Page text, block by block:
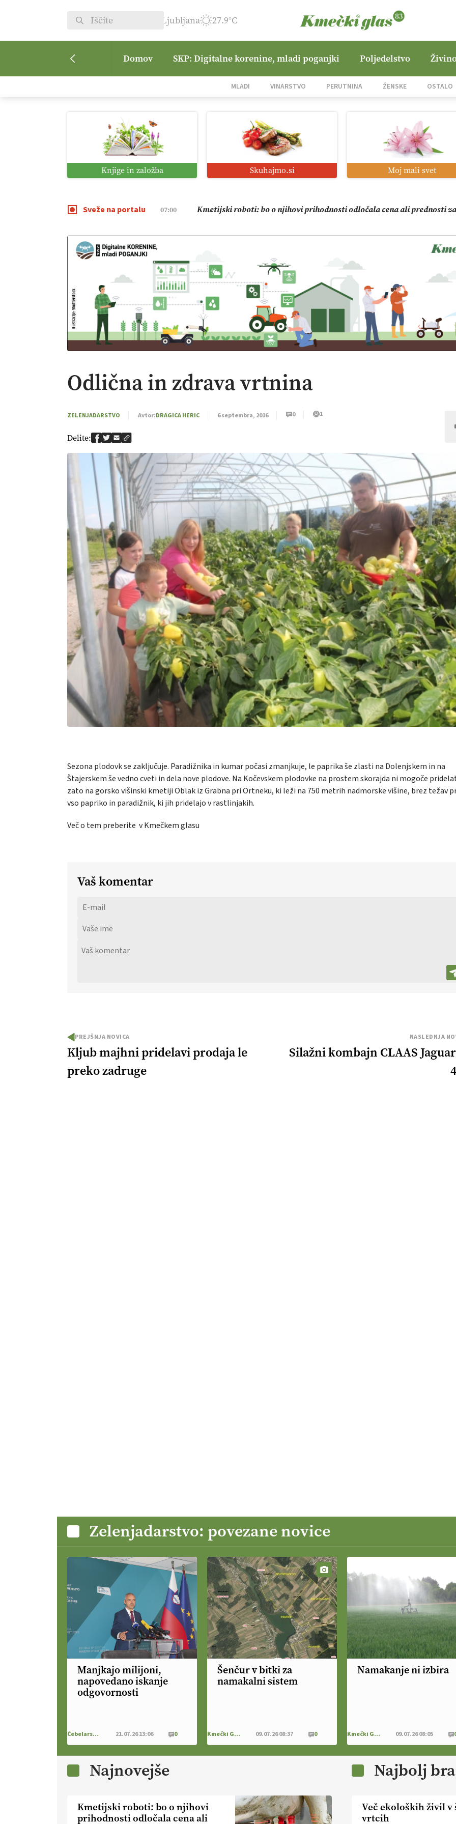
Ljubljana 27.9°C
Domov SKP: Digitalne korenine, mladi poganjki Poljedelstvo
MLADI VINARSTVO PERUTNINA ŽENSKE OSTALO
Knjige in založba Skuhajmo.si Moj mali svet
Sveže na portalu
Pomagajmo družini Bregar po uničujočem požaru
08:50 Vrt Dvorjane Hills
07:00 Kmetijski roboti: bo o njihovi prihodnosti odločala cena ali prednosti
Odlična in zdrava vrtnina
ZELENJADARSTVO Avtor:DRAGICA HERIC 6 septembra, 2016 0 1
Delite:
Sezona plodovk se zaključuje. Paradižnika in kumar počasi zmanjkuje, le paprika še zlasti na Dolenjskem in na
Štajerskem še vedno cveti in dela nove plodove. Na Kočevskem plodovke na prostem skorajda ni mogoče
zato na gorsko višinski kmetiji Oblak iz Grabna pri Ortneku, ki leži na 750 metrih nadmorske višine, brez težav
vso papriko in paradižnik, ki jih pridelajo v rastlinjakih.
Več o tem preberite v Kmečkem glasu
Vaš komentar
PREJŠNJA NOVICA
Kljub majhni pridelavi prodaja le
preko zadruge
NASLEDNJA
Silažni kombajn CLAAS
Zelenjadarstvo: povezane novice
Manjkajo milijoni,
napovedano iskanje
odgovornosti
Čebelarstvo 21.07.26 13:06 0
Šenčur v bitki za
namakalni sistem
Kmečki Glas 09.07.26 08:37 0
Namakanje ni izbira
Kmečki Glas 09.07.26 08:05
Najnovejše
Kmetijski roboti: bo o njihovi
prihodnosti odločala cena ali
Najbolj
Več ekoloških živil v
vrtcih